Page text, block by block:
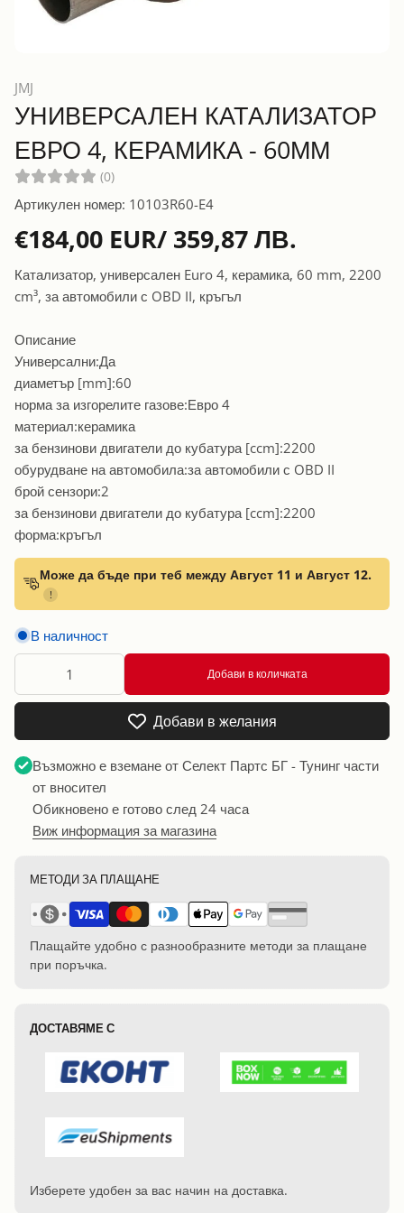
JMJ
УНИВЕРСАЛЕН КАТАЛИЗАТОР
ЕВРО 4, КЕРАМИКА - 60ММ
(0)
Артикулен номер: 10103R60-E4
€184,00 EUR/ 359,87 ЛВ.
Катализатор, универсален Euro 4, керамика, 60 mm, 2200
cm³, за автомобили с OBD II, кръгъл
Описание
Универсални:Да
диаметър [mm]:60
норма за изгорелите газове:Евро 4
материал:керамика
за бензинови двигатели до кубатура [ccm]:2200
обурудване на автомобила:за автомобили с OBD II
брой сензори:2
за бензинови двигатели до кубатура [ccm]:2200
форма:кръгъл
Може да бъде при теб между Август 11 и Август 12.
!
В наличност
Добави в количката
Добави в желания
Възможно е вземане отСелект Партс БГ - Тунинг части
от вносител
Обикновено е готово след 24 часа
Виж информация за магазина
МЕТОДИ ЗА ПЛАЩАНЕ
Плащайте удобно с разнообразните методи за плащане
при поръчка.
ДОСТАВЯМЕ С
Изберете удобен за вас начин на доставка.